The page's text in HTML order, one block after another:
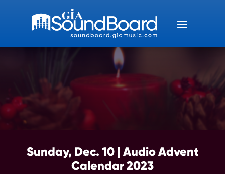
Sunday, Dec. 10 | Audio Advent
Calendar 2023